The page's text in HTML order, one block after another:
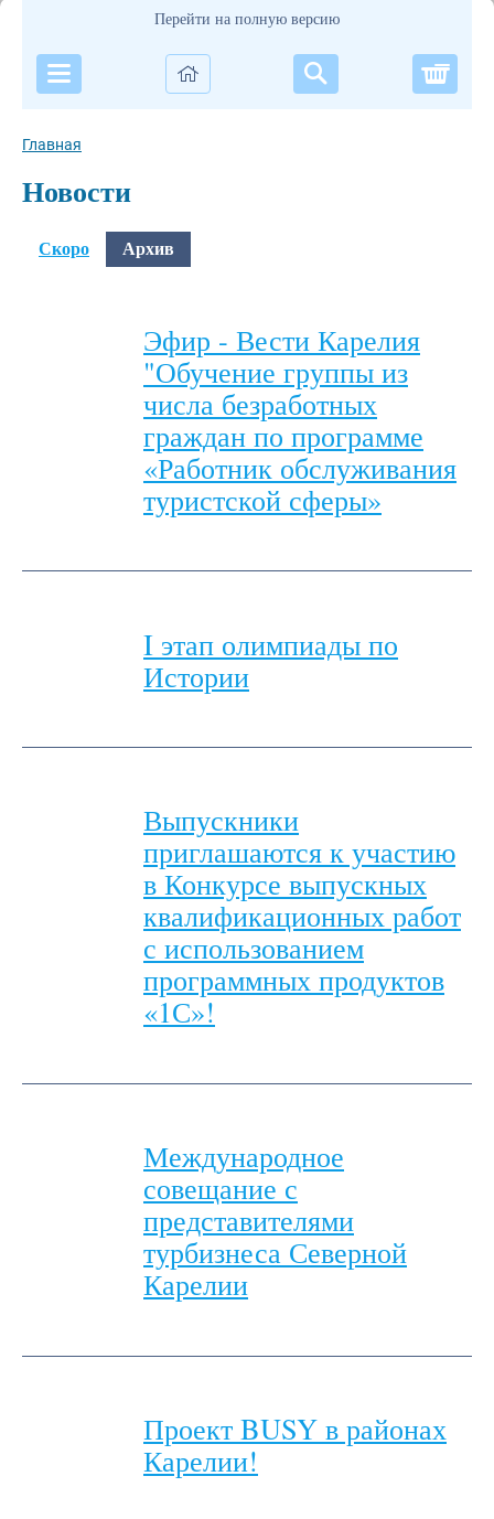
Перейти на полную версию
Главная
Новости
Скоро Архив
Эфир - Вести Карелия
"Обучение группы из
числа безработных
граждан по программе
«Работник обслуживания
туристской сферы»
I этап олимпиады по
Истории
Выпускники
приглашаются к участию
в Конкурсе выпускных
квалификационных работ
с использованием
программных продуктов
«1С»!
Международное
совещание с
представителями
турбизнеса Северной
Карелии
Проект BUSY в районах
Карелии!